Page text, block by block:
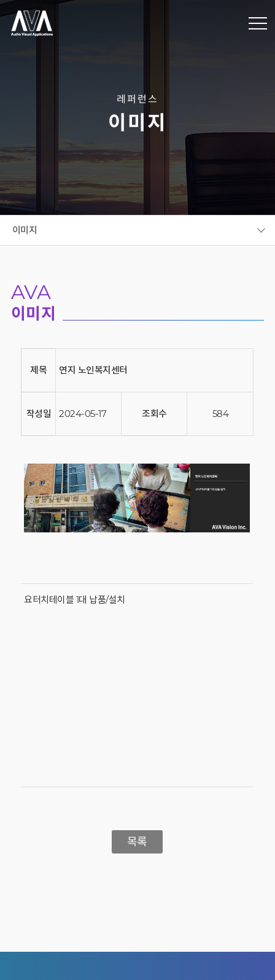
레퍼런스
이미지
이미지
AVA
이미지
제목 연지 노인복지센터
작성일 2024-05-17 조회수 584
요터치테이블 1대 납품/설치
목록